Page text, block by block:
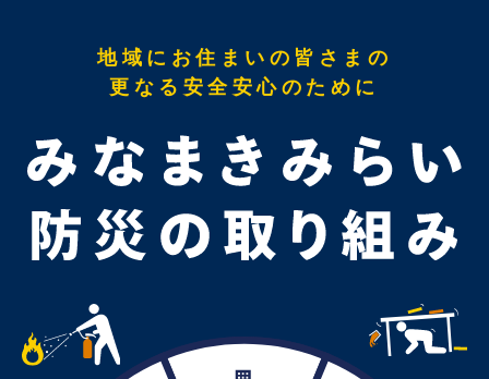
地域にお住まいの皆さまの
更なる安全安心のために